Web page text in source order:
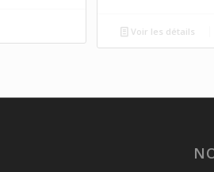
Voir les détails